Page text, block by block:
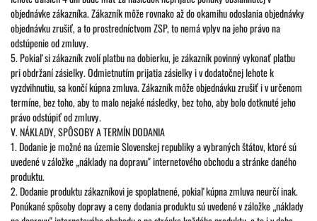
objednávke zákazníka. Zákazník môže rovnako až do okamihu odoslania objednávky
objednávku zrušiť, a to prostredníctvom ZSP, to nemá vplyv na jeho právo na
odstúpenie od zmluvy.
5. Pokiaľ si zákazník zvolí platbu na dobierku, je zákazník povinný vykonať platbu
pri obdržaní zásielky. Odmietnutím prijatia zásielky i v dodatočnej lehote k
vyzdvihnutiu, sa končí kúpna zmluva. Zákazník môže objednávku zrušiť i v určenom
termíne, bez toho, aby to malo nejaké následky, bez toho, aby bolo dotknuté jeho
právo odstúpiť od zmluvy.
V. NÁKLADY, SPÔSOBY A TERMÍN DODANIA
1. Dodanie je možné na územie Slovenskej republiky a vybraných štátov, ktoré sú
uvedené v záložke „náklady na dopravu" internetového obchodu a stránke daného
produktu.
2. Dodanie produktu zákazníkovi je spoplatnené, pokiaľ kúpna zmluva neurčí inak.
Ponúkané spôsoby dopravy a ceny dodania produktu sú uvedené v záložke „náklady